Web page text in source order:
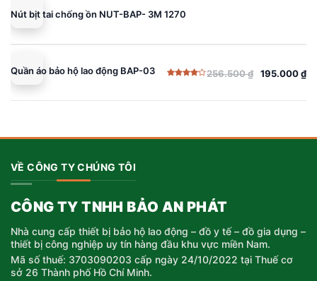
195.000 ₫.
Nút bịt tai chống ồn NUT-BAP- 3M 1270
Quần áo bảo hộ lao động BAP-03
hạng
256.500₫
Giá
gốc
là:
195.000₫
Giá
hiện
tại
VỀ CÔNG TY CHÚNG TÔI
CÔNG TY TNHH BẢO AN PHÁT
Nhà cung cấp thiết bị bảo hộ lao động – đồ y tế – đồ gia dụng –
thiết bị công nghiệp uy tín hàng đầu khu vực miền Nam.
Mã số thuế: 3703090203 cấp ngày 24/10/2022 tại Thuế cơ
sở 26 Thành phố Hồ Chí Minh.